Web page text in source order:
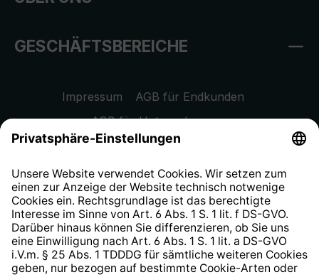
GESCHÄFTSBEREICHE
Impressum
AGB für Endkunden
AGB für Unternehmen
Datenschutzhinweis
Widerrufsrecht
Hinweisgeberschutzsystem
Barrierefreiheit